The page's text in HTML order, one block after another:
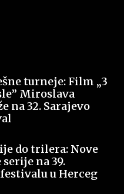
turneje: Film „3
Miroslava
na 32. Sarajevo
do trilera: Nove
na 39.
u Herceg